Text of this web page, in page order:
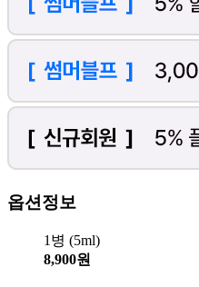
옵션정보
1병 (5ml)
8,900원